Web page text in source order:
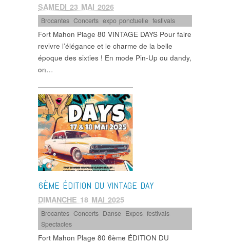
SAMEDI 23 MAI 2026
Brocantes ,Concerts ,expo ponctuelle ,festivals
Fort Mahon Plage 80 VINTAGE DAYS Pour faire
revivre l’élégance et le charme de la belle
époque des sixties ! En mode Pin-Up ou dandy,
on…
6ÈME ÉDITION DU VINTAGE DAY
DIMANCHE 18 MAI 2025
Brocantes ,Concerts Danse Expos ,festivals
Spectacles
Fort Mahon Plage 80 6ème ÉDITION DU